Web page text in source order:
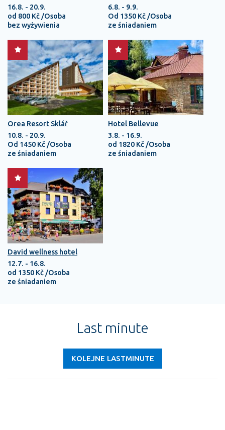
16.8. - 20.9.
od 800 Kč /Osoba
bez wyżywienia
6.8. - 9.9.
Od 1350 Kč /Osoba
ze śniadaniem
Orea Resort Sklář
10.8. - 20.9.
Od 1450 Kč /Osoba
ze śniadaniem
Hotel Bellevue
3.8. - 16.9.
od 1820 Kč /Osoba
ze śniadaniem
David wellness hotel
12.7. - 16.8.
od 1350 Kč /Osoba
ze śniadaniem
Last minute
KOLEJNE LASTMINUTE